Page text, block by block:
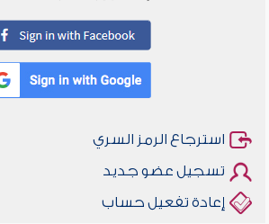
استرجاع الرمز السري
تسجيل عضو جديد
إعادة تفعيل حساب